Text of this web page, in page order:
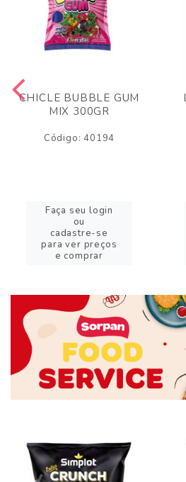
CHICLE BUBBLE GUM
MIX 300GR
Código: 40194
Faça seu login
ou
cadastre-se
para ver preços
e comprar